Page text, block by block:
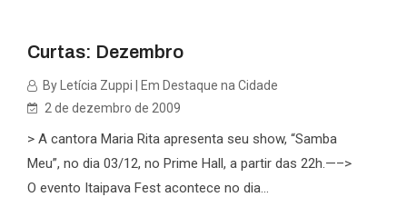
Curtas: Dezembro
By Letícia Zuppi | Em Destaque na Cidade
2 de dezembro de 2009
> A cantora Maria Rita apresenta seu show, “Samba
Meu”, no dia 03/12, no Prime Hall, a partir das 22h.—–>
O evento Itaipava Fest acontece no dia...